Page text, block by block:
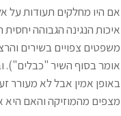
אם היו מחלקים תעודות על
איכות הנגינה הגבוהה
משפטים צפויים בשירים
אומר בסוף השיר "כבלים").
באופן אמין אבל לא מעורר
מצפים מהמוזיקה והאם היא